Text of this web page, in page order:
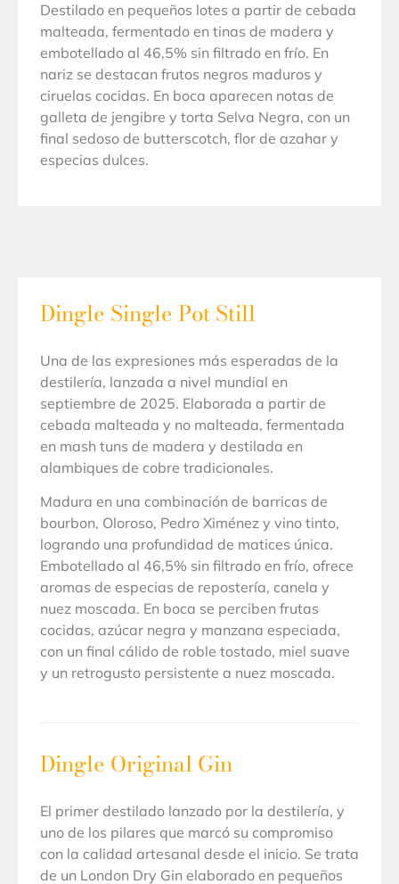
Destilado en pequeños lotes a partir de cebada
malteada, fermentado en tinas de madera y
embotellado al 46,5% sin filtrado en frío. En
nariz se destacan frutos negros maduros y
ciruelas cocidas. En boca aparecen notas de
galleta de jengibre y torta Selva Negra, con un
final sedoso de butterscotch, flor de azahar y
especias dulces.
Dingle Single Pot Still
Una de las expresiones más esperadas de la
destilería, lanzada a nivel mundial en
septiembre de 2025. Elaborada a partir de
cebada malteada y no malteada, fermentada
en mash tuns de madera y destilada en
alambiques de cobre tradicionales.
Madura en una combinación de barricas de
bourbon, Oloroso, Pedro Ximénez y vino tinto,
logrando una profundidad de matices única.
Embotellado al 46,5% sin filtrado en frío, ofrece
aromas de especias de repostería, canela y
nuez moscada. En boca se perciben frutas
cocidas, azúcar negra y manzana especiada,
con un final cálido de roble tostado, miel suave
y un retrogusto persistente a nuez moscada.
Dingle Original Gin
El primer destilado lanzado por la destilería, y
uno de los pilares que marcó su compromiso
con la calidad artesanal desde el inicio. Se trata
de un London Dry Gin elaborado en pequeños